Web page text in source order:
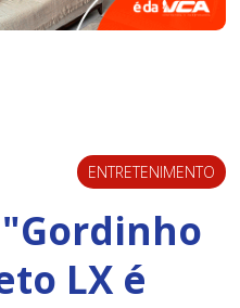
ENTRETENIMENTO
LX é